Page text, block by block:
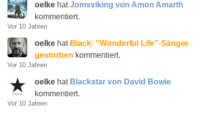
oelke hatJomsviking von Amon Amarth
kommentiert.
Vor 10 Jahren
oelke hat Black: "Wonderful Life"-Sänger
gestorben kommentiert.
Vor 10 Jahren
oelke hat Blackstar von David Bowie
kommentiert.
Vor 10 Jahren